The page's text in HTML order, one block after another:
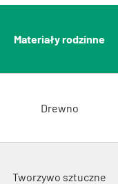
Materiały rodzinne
Drewno
Tworzywo sztuczne